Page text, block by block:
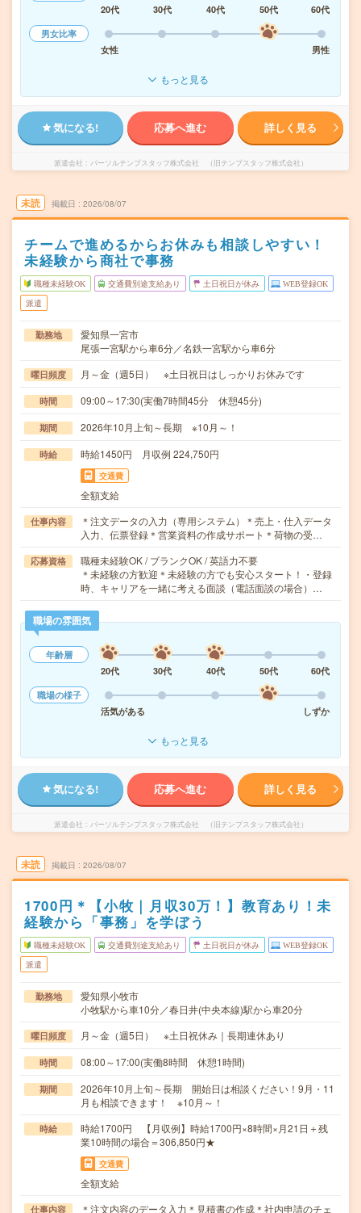
20代
30代 40代 50代
60代
男女比率
女性
男性
もっと見る
気になる! 応募へ進む 詳しく見る
派遣会社 パーソルテンプスタッフ株式会社 （旧テンプスタッフ株式会社）
未読 掲載日 2026/08/07
チームで進めるからお休みも相談しやすい！
未経験から商社で事務
職種未経験OK 交通費別途支給あり 土日祝日が休み WEB登録OK
派遣
勤務地
愛知県一宮市
尾張一宮駅から車6分／名鉄一宮駅から車6分
曜日頻度 月～金（週5日） ※土日祝日はしっかりお休みです
時間 09:00～17:30(実働7時間45分 休憩45分)
期間 2026年10月上旬～長期 ※10月～！
時給 時給1450円 月収例 224,750円
交通費
全額支給
仕事内容
＊注文データの入力（専用システム）＊売上・仕入データ
入力、伝票登録＊営業資料の作成サポート＊荷物の受…
応募資格
職種未経験OK / ブランクOK / 英語力不要
＊未経験の方歓迎＊未経験の方でも安心スタート！・登録
時、キャリアを一緒に考える面談（電話面談の場合）…
職場の雰囲気
年齢層
20代
30代 40代 50代
60代
職場の様子
活気がある
しずか
もっと見る
気になる! 応募へ進む 詳しく見る
派遣会社 パーソルテンプスタッフ株式会社 （旧テンプスタッフ株式会社）
未読 掲載日 2026/08/07
1700円＊【小牧｜月収30万！】教育あり！未
経験から「事務」を学ぼう
職種未経験OK 交通費別途支給あり 土日祝日が休み WEB登録OK
派遣
勤務地
愛知県小牧市
小牧駅から車10分／春日井(中央本線)駅から車20分
曜日頻度 月～金（週5日） ※土日祝休み｜長期連休あり
時間 08:00～17:00(実働8時間 休憩1時間)
期間
2026年10月上旬～長期 開始日は相談ください！9月・11
月も相談できます！ ※10月～！
時給
時給1700円 【月収例】時給1700円×8時間×月21日＋残
業10時間の場合＝306,850円★
交通費
全額支給
仕事内容 ＊注文内容のデータ入力＊見積書の作成＊社内申請のチェ